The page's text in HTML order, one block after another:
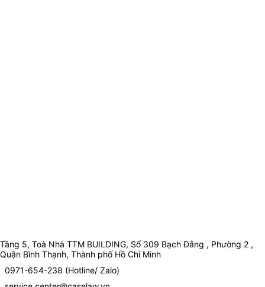
Tầng 5, Toà Nhà TTM BUILDING, Số 309 Bạch Đằng , Phường 2 ,
Quận Bình Thạnh, Thành phố Hồ Chí Minh
0971-654-238 (Hotline/ Zalo)